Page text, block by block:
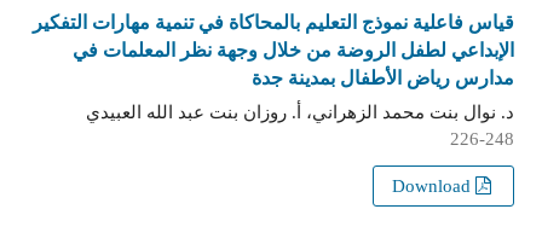
قياس فاعلية نموذج التعليم بالمحاكاة في تنمية مهارات التفكير
الإبداعي لطفل الروضة من خلال وجهة نظر المعلمات في
مدارس رياض الأطفال بمدينة جدة
د. نوال بنت محمد الزهراني، أ. روزان بنت عبد الله العبيدي
226-248